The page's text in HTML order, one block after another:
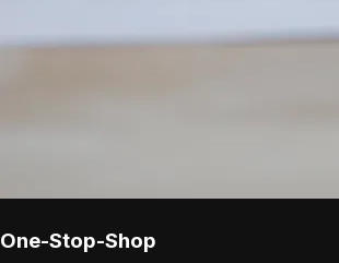
One-Stop-Shop